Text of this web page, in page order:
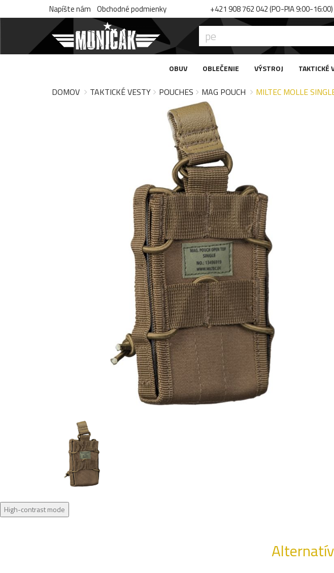
Napíšte nám Obchodné podmienky +421 908 762 042 (PO-PIA 9:00-16:00)
OBUV OBLEČENIE VÝSTROJ TAKTICKÉ
DOMOV TAKTICKÉ VESTY POUCHES MAG POUCH MILTEC MOLLE
High-contrast mode